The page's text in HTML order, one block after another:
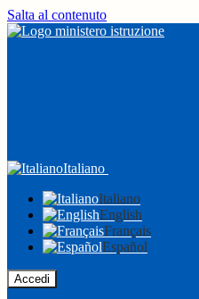
Salta al contenuto
Italiano
Italiano
English
Français
Español
Accedi